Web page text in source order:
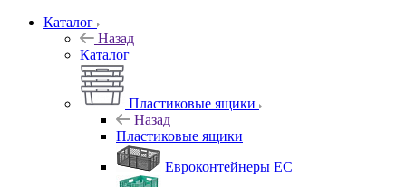
Каталог
Назад
Каталог
Пластиковые ящики
Назад
Пластиковые ящики
Евроконтейнеры ЕС